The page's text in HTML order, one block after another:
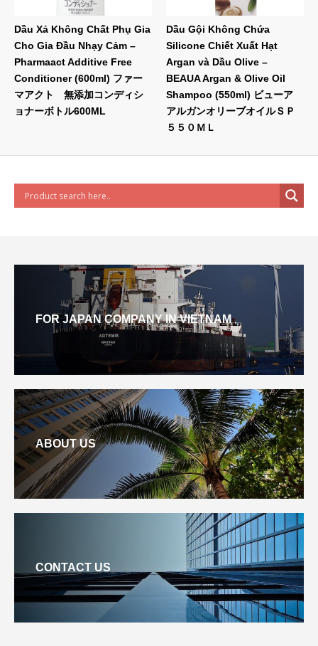
Dầu Xả Không Chất Phụ Gia
Cho Gia Đầu Nhạy Cảm –
Pharmaact Additive Free
Conditioner (600ml) ファー
マアクト 無添加コンディシ
ョナーボトル600ML
Dầu Gội Không Chứa
Silicone Chiết Xuất Hạt
Argan và Dầu Olive –
BEAUA Argan & Olive Oil
Shampoo (550ml) ビューア
アルガンオリーブオイルＳＰ
５５０ＭＬ
FOR JAPAN COMPANY IN VIETNAM
ABOUT US
CONTACT US